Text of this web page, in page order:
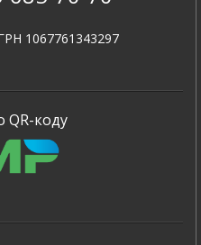
1067761343297
QR-коду